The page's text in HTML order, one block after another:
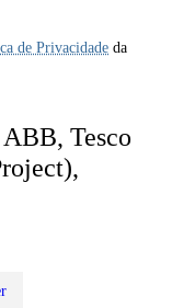
de Privacidade da
Tesco